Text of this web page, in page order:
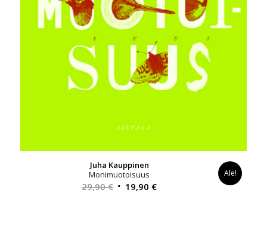
Juha Kauppinen
Monimuotoisuus
29,90€ Alkuperäinen
19,90 €Nykyinen
Ale!